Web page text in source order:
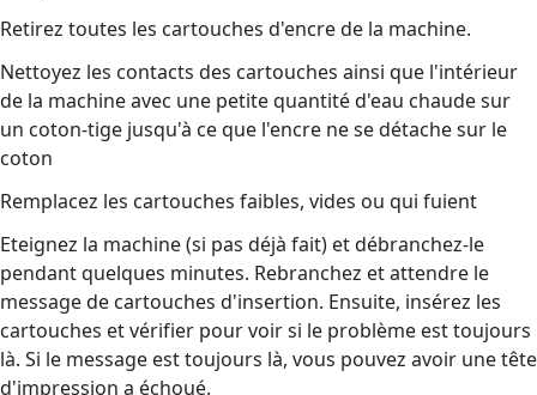
Retirez toutes les cartouches d'encre de la machine.
Nettoyez les contacts des cartouches ainsi que l'intérieur
de la machine avec une petite quantité d'eau chaude sur
un coton-tige jusqu'à ce que l'encre ne se détache sur le
coton
Remplacez les cartouches faibles, vides ou qui fuient
Eteignez la machine (si pas déjà fait) et débranchez-le
pendant quelques minutes. Rebranchez et attendre le
message de cartouches d'insertion. Ensuite, insérez les
cartouches et vérifier pour voir si le problème est toujours
là. Si le message est toujours là, vous pouvez avoir une tête
d'impression a échoué.